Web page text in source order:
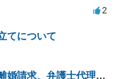
2
てについて
健康被害による離婚請求、弁護士代理で迅速な手続き希望